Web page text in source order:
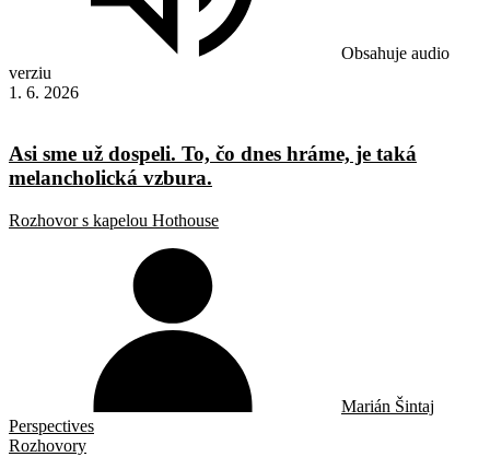
Obsahuje audio
verziu
1. 6. 2026
Asi sme už dospeli. To, čo dnes hráme, je taká
melancholická vzbura.
Rozhovor s kapelou Hothouse
Marián Šintaj
Perspectives
Rozhovory